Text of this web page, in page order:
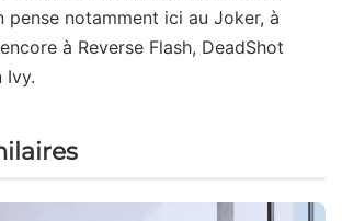
pense notamment ici au Joker, à
à Reverse Flash, DeadShot
Ivy.